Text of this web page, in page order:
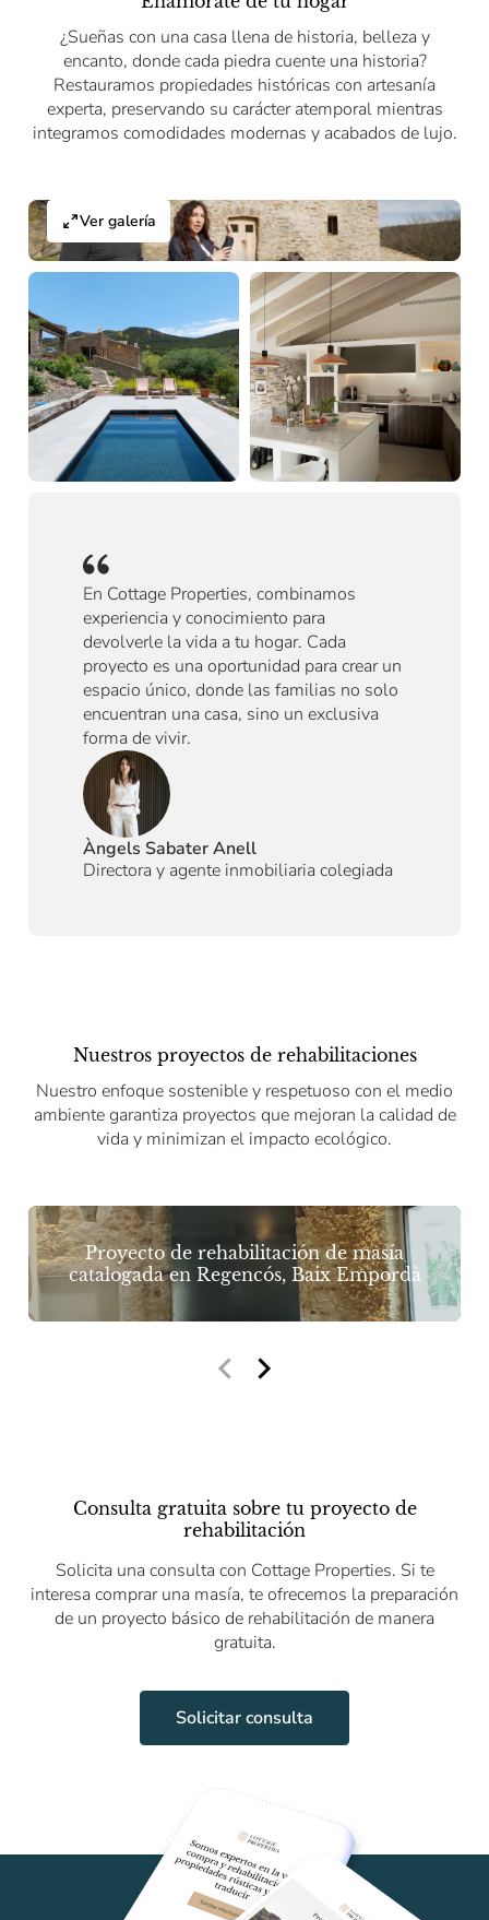
¿Sueñas con una casa llena de historia, belleza y
encanto, donde cada piedra cuente una historia?
Restauramos propiedades históricas con artesanía
experta, preservando su carácter atemporal mientras
integramos comodidades modernas y acabados de lujo.
Ver galería
En Cottage Properties, combinamos
experiencia y conocimiento para
devolverle la vida a tu hogar. Cada
proyecto es una oportunidad para crear un
espacio único, donde las familias no solo
encuentran una casa, sino un exclusiva
forma de vivir.
Àngels Sabater Anell
Directora y agente inmobiliaria colegiada
Nuestros proyectos de rehabilitaciones
Nuestro enfoque sostenible y respetuoso con el medio
ambiente garantiza proyectos que mejoran la calidad de
vida y minimizan el impacto ecológico.
Proyecto de rehabilitación de masía
catalogada en Regencós, Baix Empordà
Consulta gratuita sobre tu proyecto de
rehabilitación
Solicita una consulta con Cottage Properties. Si te
interesa comprar una masía, te ofrecemos la preparación
de un proyecto básico de rehabilitación de manera
gratuita.
Solicitar consulta